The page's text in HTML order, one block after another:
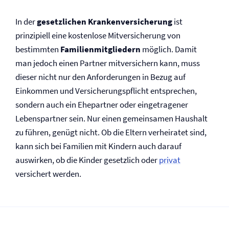
In dergesetzlichen Kranken­versicherungist
prinzipiell eine kostenlose Mit­versicherung von
bestimmten Familienmitgliedern möglich. Damit
man jedoch einen Partner mitversichern kann, muss
dieser nicht nur den Anforderungen in Bezug auf
Einkommen und Versicherungspflicht entsprechen,
sondern auch ein Ehepartner oder eingetragener
Lebenspartner sein. Nur einen gemeinsamen Haushalt
zu führen, genügt nicht. Ob die Eltern verheiratet sind,
kann sich bei Familien mit Kindern auch darauf
auswirken, ob die Kinder gesetzlich oderprivat
versichert werden.